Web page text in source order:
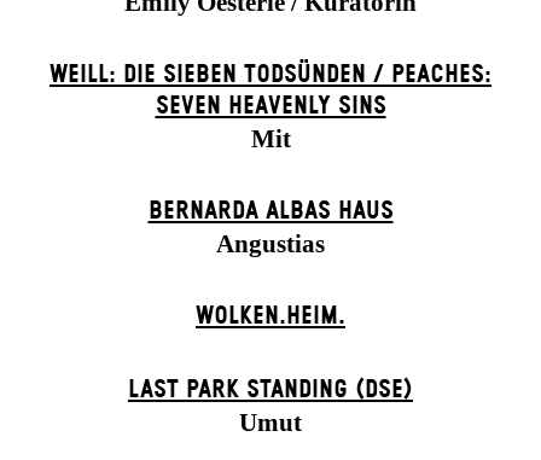
WEILL: DIE SIEBEN TODSÜNDEN / PEACHES:
SEVEN HEAVENLY SINS
Mit
BERNARDA ALBAS HAUS
Angustias
WOLKEN.HEIM.
LAST PARK STANDING (DSE)
Umut